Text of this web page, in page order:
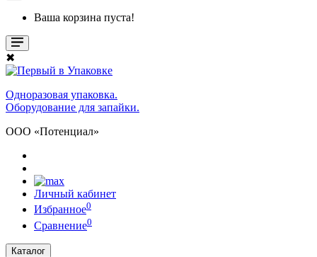
Ваша корзина пуста!
✖
Одноразовая упаковка.
Оборудование для запайки.
ООО «Потенциал»
Личный кабинет
Избранное0
Сравнение0
Каталог